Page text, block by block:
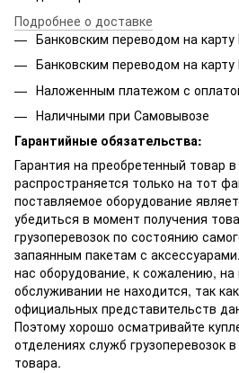
Подробнее о доставке
Банковским переводом на
Банковским переводом на
Наложенным платежом с
Наличными при Самовывозе
Гарантийные обязательства:
Гарантия на преобретенный товар
распространяется только на тот
поставляемое оборудование
убедиться в момент получения
грузоперевозок по состоянию
запаянным пакетам с
нас оборудование, к сожалению, на
обслуживании не находится, так
официальных представительств
Поэтому хорошо осматривайте
отделениях служб грузоперевозок
товара.